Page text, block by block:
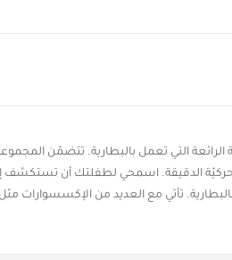
الدقيقة. اسمحي لطفلتك أن تستكشف
بالبطارية. تأتي مع العديد من